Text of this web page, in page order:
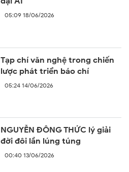
05:09 18/06/2026
Tạp chí văn nghệ trong chiến
lược phát triển báo chí
05:24 14/06/2026
NGUYỄN ĐÔNG THỨC lý giải
đời đôi lần lúng túng
00:40 13/06/2026